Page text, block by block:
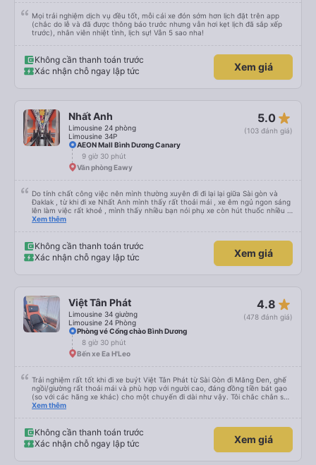
Mọi trải nghiệm dịch vụ đều tốt, mỗi cái xe đón sớm hơn lịch đặt trên app
(chắc do lễ và đã được thông báo trước nhưng vẫn hơi kẹt lịch đã sắp xếp
trước), nhân viên nhiệt tình, lịch sự! Vẫn 5 sao nha!
Không cần thanh toán trước
Xác nhận chỗ ngay lập tức
Xem giá
Nhất Anh
Limousine 24 phòng
Limousine 34P
5.0 star_rate
(103 đánh giá)
AEON Mall Bình Dương Canary
9 giờ 30 phút
Văn phòng Eawy
Do tính chất công việc nên mình thường xuyên đi đi lại lại giữa Sài gòn và
Đaklak , từ khi đi xe Nhất Anh mình thấy rất thoải mái , xe êm ngủ ngon sáng
lên làm việc rất khoẻ , mình thấy nhiều bạn nói phụ xe còn hút thuốc nhiều ,
mình thấy phụ cũng có hút nhưng các bạn ấy cũng để khói ngay chỗ hut
Xem thêm
Không cần thanh toán trước
Xác nhận chỗ ngay lập tức
Xem giá
Việt Tân Phát
Limousine 34 giường
Limousine 24 Phòng
4.8 star_rate
(478 đánh giá)
Phòng vé Cổng chào Bình Dương
8 giờ 30 phút
Bến xe Ea H'Leo
Trải nghiệm rất tốt khi đi xe buýt Việt Tân Phát từ Sài Gòn đi Măng Đen, ghế
ngồi/giường rất thoải mái và phù hợp với người cao, đáng đồng tiền bát gạo
(so với các hãng xe khác) cho một chuyến đi dài như vậy. Tôi chắc chắn sẽ
sử dụng lại sau.
Xem thêm
Không cần thanh toán trước
Xác nhận chỗ ngay lập tức
Xem giá